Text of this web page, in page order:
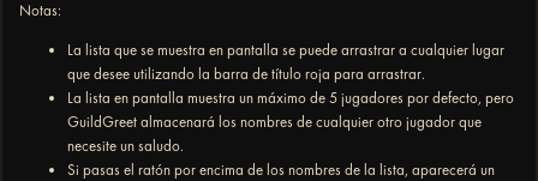
Notas:
La lista que se muestra en pantalla se puede arrastrar a cualquier lugar
que desee utilizando la barra de título roja para arrastrar.
La lista en pantalla muestra un máximo de 5 jugadores por defecto, pero
GuildGreet almacenará los nombres de cualquier otro jugador que
necesite un saludo.
Si pasas el ratón por encima de los nombres de la lista, aparecerá un